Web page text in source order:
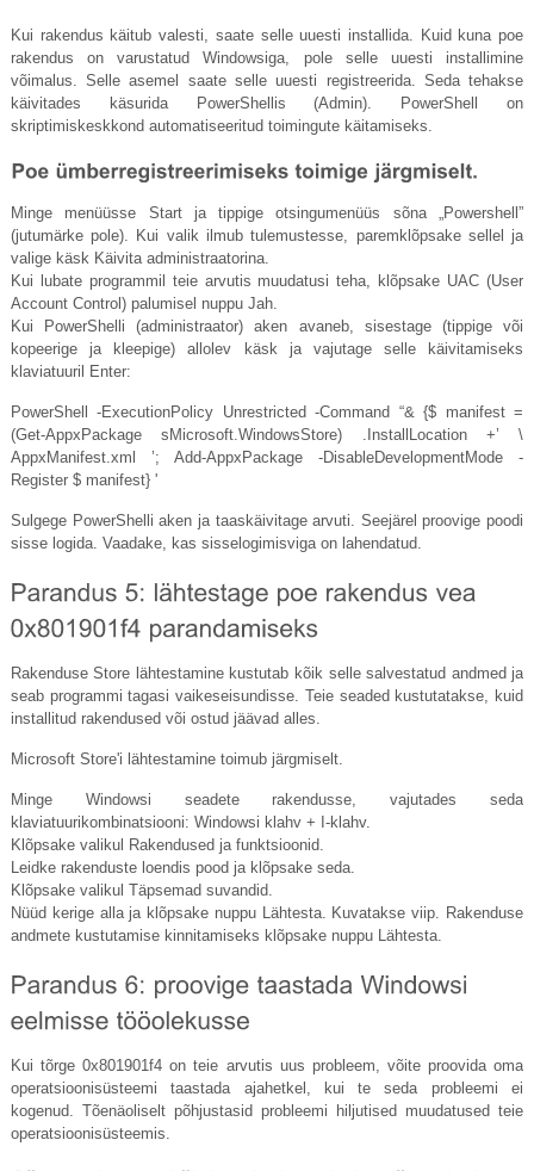
Kui rakendus käitub valesti, saate selle uuesti installida. Kuid kuna poe
rakendus on varustatud Windowsiga, pole selle uuesti installimine
võimalus. Selle asemel saate selle uuesti registreerida. Seda tehakse
käivitades käsurida PowerShellis (Admin). PowerShell on
skriptimiskeskkond automatiseeritud toimingute käitamiseks.
Minge menüüsse Start ja tippige otsingumenüüs sõna „Powershell”
(jutumärke pole). Kui valik ilmub tulemustesse, paremklõpsake sellel ja
valige käsk Käivita administraatorina.
Kui lubate programmil teie arvutis muudatusi teha, klõpsake UAC (User
Account Control) palumisel nuppu Jah.
Kui PowerShelli (administraator) aken avaneb, sisestage (tippige või
kopeerige ja kleepige) allolev käsk ja vajutage selle käivitamiseks
klaviatuuril Enter:
PowerShell -ExecutionPolicy Unrestricted -Command “& {$ manifest =
(Get-AppxPackage sMicrosoft.WindowsStore) .InstallLocation +’ \
AppxManifest.xml
’; Add-AppxPackage -DisableDevelopmentMode -
Register $ manifest} '
Sulgege PowerShelli aken ja taaskäivitage arvuti. Seejärel proovige poodi
sisse logida. Vaadake, kas sisselogimisviga on lahendatud.
Rakenduse Store lähtestamine kustutab kõik selle salvestatud andmed ja
seab programmi tagasi vaikeseisundisse. Teie seaded kustutatakse, kuid
installitud rakendused või ostud jäävad alles.
Microsoft Store'i lähtestamine toimub järgmiselt.
Minge Windowsi seadete rakendusse, vajutades seda
klaviatuurikombinatsiooni: Windowsi klahv + I-klahv.
Klõpsake valikul Rakendused ja funktsioonid.
Leidke rakenduste loendis pood ja klõpsake seda.
Klõpsake valikul Täpsemad suvandid.
Nüüd kerige alla ja klõpsake nuppu Lähtesta. Kuvatakse viip. Rakenduse
andmete kustutamise kinnitamiseks klõpsake nuppu Lähtesta.
Kui tõrge 0x801901f4 on teie arvutis uus probleem, võite proovida oma
operatsioonisüsteemi taastada ajahetkel, kui te seda probleemi ei
kogenud. Tõenäoliselt põhjustasid probleemi hiljutised muudatused teie
operatsioonisüsteemis.